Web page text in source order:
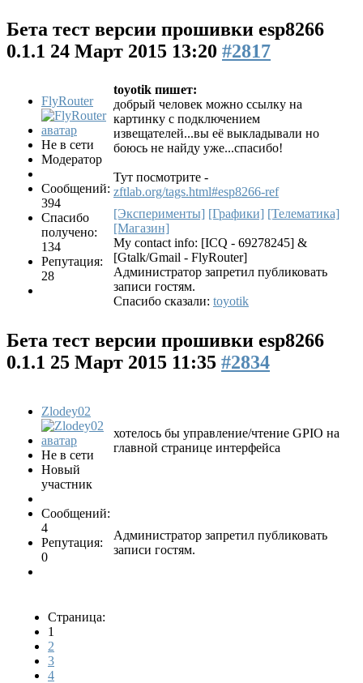
Бета тест версии прошивки esp8266
0.1.1 24 Март 2015 13:20 #2817
FlyRouter
Не в сети
Модератор
Сообщений:
394
Спасибо
получено:
134
Репутация:
28
toyotik пишет:
добрый человек можно ссылку на
картинку с подключением
извещателей...вы её выкладывали но
боюсь не найду уже...спасибо!
Тут посмотрите -
zftlab.org/tags.html#esp8266-ref
[Эксперименты] [Графики] [Телематика]
[Магазин]
My contact info: [ICQ - 69278245] &
[Gtalk/Gmail - FlyRouter]
Администратор запретил публиковать
записи гостям.
Спасибо сказали: toyotik
Бета тест версии прошивки esp8266
0.1.1 25 Март 2015 11:35 #2834
Zlodey02
Не в сети
Новый
участник
Сообщений:
4
Репутация:
0
хотелось бы управление/чтение GPIO на
главной странице интерфейса
Администратор запретил публиковать
записи гостям.
Страница:
1
2
3
4